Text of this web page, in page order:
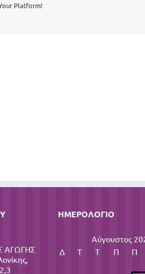
Platform!
ΑΓΩΓΗΣ
ΗΜΕΡΟΛΌΓΙΟ
Αύγουστος
Δ
Τ Τ Π Π